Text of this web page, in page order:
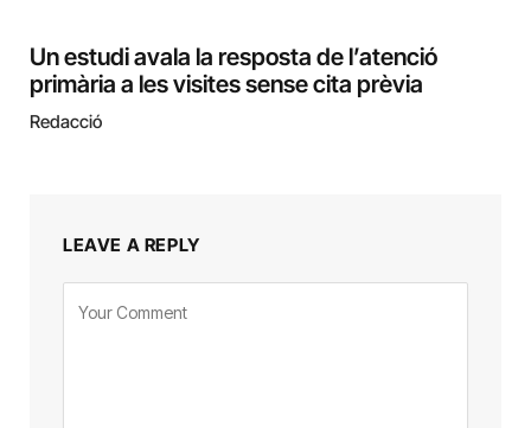
Un estudi avala la resposta de l’atenció
primària a les visites sense cita prèvia
Redacció
LEAVE A REPLY